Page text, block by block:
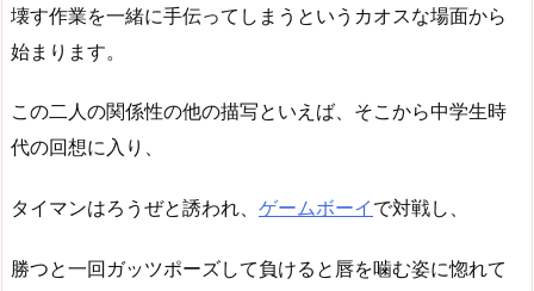
壊す作業を一緒に手伝ってしまうというカオスな場面から
始まります。
この二人の関係性の他の描写といえば、そこから中学生時
代の回想に入り、
タイマンはろうぜと誘われ、 ゲームボーイ で対戦し、
勝つと一回ガッツポーズして負けると唇を噛む姿に惚れて